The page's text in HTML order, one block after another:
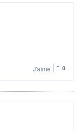
J'aime 0